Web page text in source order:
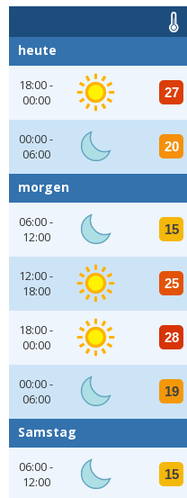
heute
18:00 -
00:00
27
00:00 -
06:00
20
morgen
06:00 -
12:00
15
12:00 -
18:00
25
18:00 -
00:00
28
00:00 -
06:00
19
Samstag
06:00 -
12:00
15